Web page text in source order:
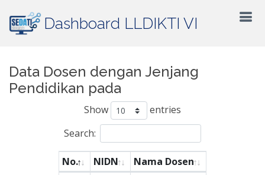
Dashboard LLDIKTI VI
Data Dosen dengan Jenjang
Pendidikan pada
Show
entries
Search:
No. NIDN
Nama Dosen